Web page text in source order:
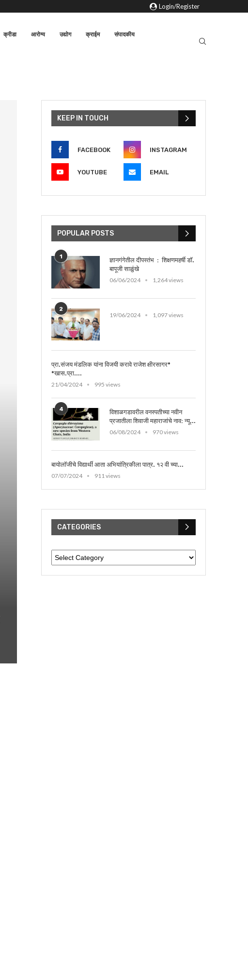
Login/Register
क्रीडा आरोग्य उद्योग क्राईम
संपादकीय
KEEP IN TOUCH
FACEBOOK INSTAGRAM
YOUTUBE EMAIL
POPULAR POSTS
1
ज्ञानगंगेतील दीपस्तंभ : शिक्षणमहर्षी डॉ.
बापूजी साळुंखे
06/06/2024
1,264 views
2
19/06/2024 1,097 views
प्रा.संजय मंडलिक यांना विजयी करावे राजेश क्षीरसागर*
*खास.प्रा....
21/04/2024
995 views
4
विशाळगडावरील वनस्पतीच्या नवीन
प्रजातीला शिवाजी महाराजांचे नाव: न्यू...
06/08/2024
970 views
बायोलॉजीचे विद्यार्थी आता अभियांत्रिकीला पात्र. १२ वी च्या...
07/07/2024
911 views
CATEGORIES